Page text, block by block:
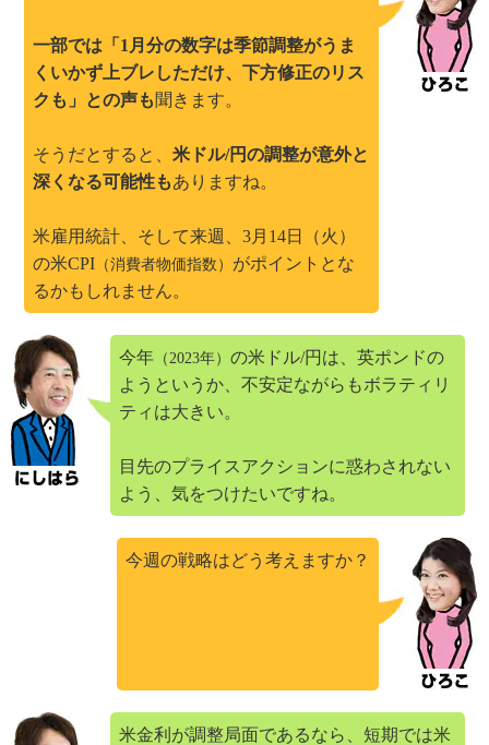
一部では「1月分の数字は季節調整がうま
くいかず上ブレしただけ、下方修正のリス
クも」との声も 聞きます。
そうだとすると、 米ドル/円の調整が意外と
深くなる可能性もありますね。
米雇用統計、そして来週、3月14日（火）
の米CPI （消費者物価指数） がポイントとな
るかもしれません。
今年 （2023年） の米ドル/円は、英ポンドの
ようというか、不安定ながらもボラティリ
ティは大きい。
目先のプライスアクションに惑わされない
よう、気をつけたいですね。
今週の戦略はどう考えますか？
米金利が調整局面であるなら、短期では米